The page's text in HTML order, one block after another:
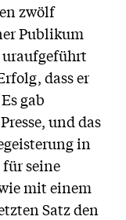
zwölf
Publikum
uraufgeführt
dass er
gab
und das
in
seine
mit einem
Satz den